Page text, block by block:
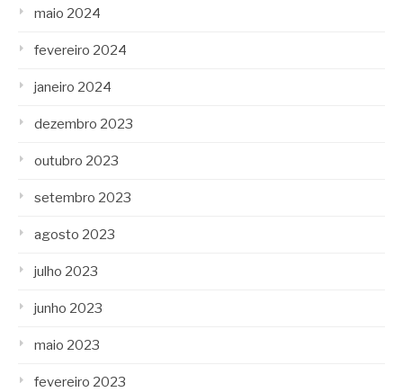
maio 2024
fevereiro 2024
janeiro 2024
dezembro 2023
outubro 2023
setembro 2023
agosto 2023
julho 2023
junho 2023
maio 2023
fevereiro 2023